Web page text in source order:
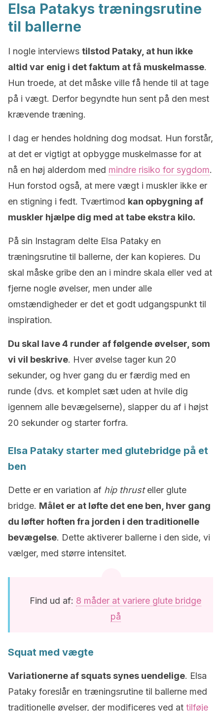
Elsa Patakys træningsrutine
til ballerne
I nogle interviews tilstod Pataky, at hun ikke
altid var enig i det faktum at få muskelmasse.
Hun troede, at det måske ville få hende til at tage
på i vægt. Derfor begyndte hun sent på den mest
krævende træning.
I dag er hendes holdning dog modsat. Hun forstår,
at det er vigtigt at opbygge muskelmasse for at
nå en høj alderdom med mindre risiko for sygdom.
Hun forstod også, at mere vægt i muskler ikke er
en stigning i fedt. Tværtimod kan opbygning af
muskler hjælpe dig med at tabe ekstra kilo.
På sin Instagram delte Elsa Pataky en
træningsrutine til ballerne, der kan kopieres. Du
skal måske gribe den an i mindre skala eller ved at
fjerne nogle øvelser, men under alle
omstændigheder er det et godt udgangspunkt til
inspiration.
Du skal lave 4 runder af følgende øvelser, som
vi vil beskrive. Hver øvelse tager kun 20
sekunder, og hver gang du er færdig med en
runde (dvs. et komplet sæt uden at hvile dig
igennem alle bevægelserne), slapper du af i højst
20 sekunder og starter forfra.
Elsa Pataky starter med glutebridge på et
ben
Dette er en variation af hip thrusteller glute
bridge. Målet er at løfte det ene ben, hver gang
du løfter hoften fra jorden i den traditionelle
bevægelse. Dette aktiverer ballerne i den side, vi
vælger, med større intensitet.
Find ud af: 8 måder at variere glute bridge
på
Squat med vægte
Variationerne af squats synes uendelige. Elsa
Pataky foreslår en træningsrutine til ballerne med
traditionelle øvelser, der modificeres ved at tilføje